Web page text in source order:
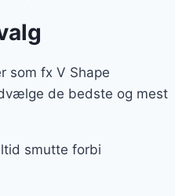
som fx V Shape
de bedste og mest
smutte forbi